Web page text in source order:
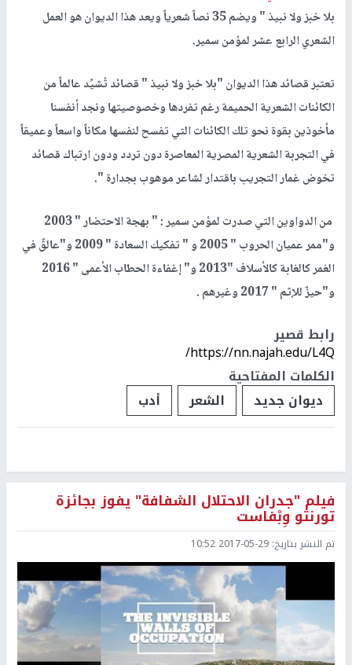
بلا خبز ولا نبيذ " ويضم 35 نصاً شعرياً ويعد هذا الديوان هو العمل
الشعري الرابع عشر لمؤمن سمير.
تعتبر قصائد هذا الديوان "بلا خبز ولا نبيذ " قصائد تُشيِّد عالماً من
الكائنات الشعرية الحميمة رغم تفردها وخصوصيتها ونجد أنفسنا
مأخوذين بقوة نحو تلك الكائنات التي تفسح لنفسها مكاناً واسعاً وعميقاً
في التجربة الشعرية المصرية المعاصرة دون تردد ودون ارتباك قصائد
تخوض غمار التجريب باقتدار لشاعر موهوب بجدارة ".
من الدواوين التي صدرت لمؤمن سمير : " بهجة الاحتضار " 2003
و"ممر عميان الحروب " 2005 و " تفكيك السعادة " 2009 و"عالقٌ في
الغمر كالغابة كالأسلاف "2013 و" إغفاءة الحطاب الأعمى " 2016
و"حيزٌ للإثم " 2017 وغيرهم .
رابط قصير
https://nn.najah.edu/L4Q/
الكلمات المفتاحية
ديوان جديد
الشعر أدب
فيلم "جدران الاحتلال الشفافة" يفوز بجائزة
تورنتو وِبْفاست
تم النشر بتاريخ: 2017-05-29 10:52